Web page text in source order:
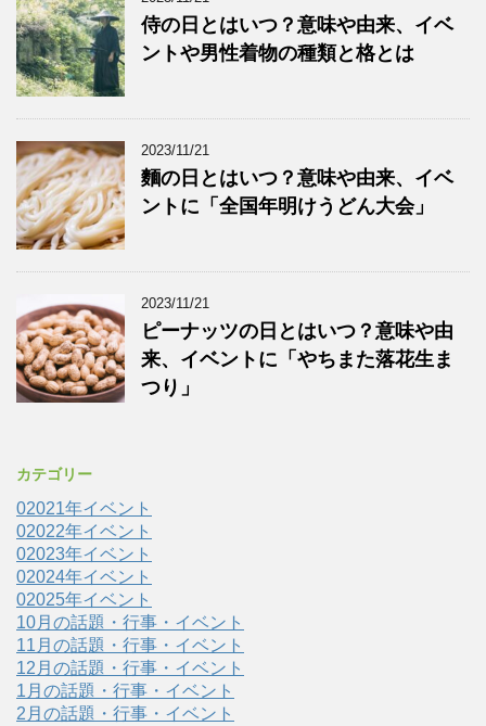
侍の日とはいつ？意味や由来、イベ
ントや男性着物の種類と格とは
2023/11/21
麵の日とはいつ？意味や由来、イベ
ントに「全国年明けうどん大会」
2023/11/21
ピーナッツの日とはいつ？意味や由
来、イベントに「やちまた落花生ま
つり」
カテゴリー
02021年イベント
02022年イベント
02023年イベント
02024年イベント
02025年イベント
10月の話題・行事・イベント
11月の話題・行事・イベント
12月の話題・行事・イベント
1月の話題・行事・イベント
2月の話題・行事・イベント